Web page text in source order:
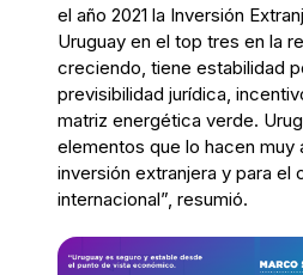
el año 2021 la Inversión
Uruguay en el top tres en la
creciendo, tiene estabilidad
previsibilidad jurídica,
matriz energética verde.
elementos que lo hacen muy
inversión extranjera y para el
internacional”, resumió.